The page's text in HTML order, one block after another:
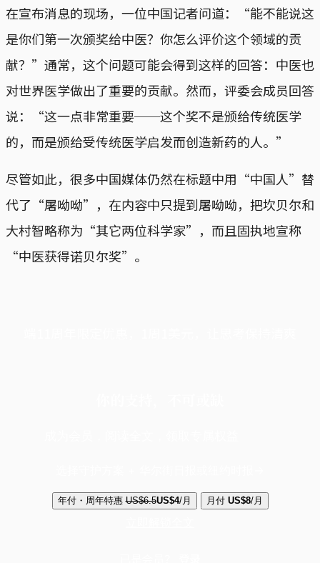
在宣布消息的现场，一位中国记者问道：“能不能说这
是你们第一次颁奖给中医？你怎么评价这个领域的贡
献？”通常，这个问题可能会得到这样的回答：中医也
对世界医学做出了重要的贡献。然而，评委会成员回答
说：“这一点非常重要──这个奖不是颁给传统医学
的，而是颁给受传统医学启发而创造新药的人。”
尽管如此，很多中国媒体仍然在标题中用“中国人”替
代了“屠呦呦”，在内容中只提到屠呦呦，把坎贝尔和
大村智略称为“其它两位科学家”，而且固执地宣称
“中医获得诺贝尔奖”。
年付・周年特惠 US$6.5US$4/月 月付 US$8/月